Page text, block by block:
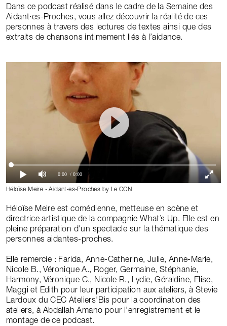
Dans ce podcast réalisé dans le cadre de la Semaine des
Aidant∙es-Proches, vous allez découvrir la réalité de ces
personnes à travers des lectures de textes ainsi que des
extraits de chansons intimement liés à l’aidance.
0:00 / 0:00
Héloïse Meire - Aidant∙es-Proches by Le CCN
Héloïse Meire est comédienne, metteuse en scène et
directrice artistique de la compagnie What’s Up. Elle est en
pleine préparation d'un spectacle sur la thématique des
personnes aidantes-proches.
Elle remercie : Farida, Anne-Catherine, Julie, Anne-Marie,
Nicole B., Véronique A., Roger, Germaine, Stéphanie,
Harmony, Véronique C., Nicole R., Lydie, Géraldine, Elise,
Maggi et Edith pour leur participation aux ateliers, à Stevie
Lardoux du CEC Ateliers'Bis pour la coordination des
ateliers, à Abdallah Amano pour l’enregistrement et le
montage de ce podcast.